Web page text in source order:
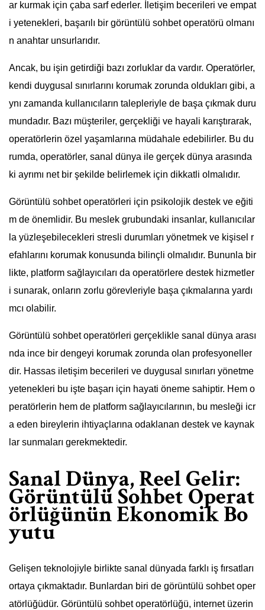
ar kurmak için çaba sarf ederler. İletişim becerileri ve empat
i yetenekleri, başarılı bir görüntülü sohbet operatörü olmanı
n anahtar unsurlarıdır.
Ancak, bu işin getirdiği bazı zorluklar da vardır. Operatörler,
kendi duygusal sınırlarını korumak zorunda oldukları gibi, a
ynı zamanda kullanıcıların talepleriyle de başa çıkmak duru
mundadır. Bazı müşteriler, gerçekliği ve hayali karıştırarak,
operatörlerin özel yaşamlarına müdahale edebilirler. Bu du
rumda, operatörler, sanal dünya ile gerçek dünya arasında
ki ayrımı net bir şekilde belirlemek için dikkatli olmalıdır.
Görüntülü sohbet operatörleri için psikolojik destek ve eğiti
m de önemlidir. Bu meslek grubundaki insanlar, kullanıcılar
la yüzleşebilecekleri stresli durumları yönetmek ve kişisel r
efahlarını korumak konusunda bilinçli olmalıdır. Bununla bir
likte, platform sağlayıcıları da operatörlere destek hizmetler
i sunarak, onların zorlu görevleriyle başa çıkmalarına yardı
mcı olabilir.
Görüntülü sohbet operatörleri gerçeklikle sanal dünya arası
nda ince bir dengeyi korumak zorunda olan profesyoneller
dir. Hassas iletişim becerileri ve duygusal sınırları yönetme
yetenekleri bu işte başarı için hayati öneme sahiptir. Hem o
peratörlerin hem de platform sağlayıcılarının, bu mesleği icr
a eden bireylerin ihtiyaçlarına odaklanan destek ve kaynak
lar sunmaları gerekmektedir.
Sanal Dünya, Reel Gelir:
Görüntülü Sohbet Operat
örlüğünün Ekonomik Bo
yutu
Gelişen teknolojiyle birlikte sanal dünyada farklı iş fırsatları
ortaya çıkmaktadır. Bunlardan biri de görüntülü sohbet oper
atörlüğüdür. Görüntülü sohbet operatörlüğü, internet üzerin